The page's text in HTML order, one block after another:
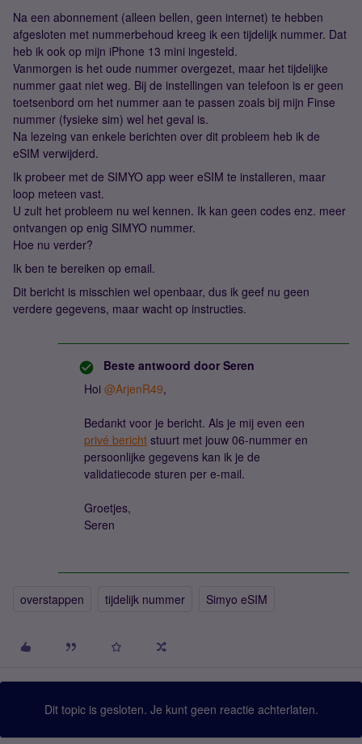
Na een abonnement (alleen bellen, geen internet) te hebben
afgesloten met nummerbehoud kreeg ik een tijdelijk nummer. Dat
heb ik ook op mijn iPhone 13 mini ingesteld.
Vanmorgen is het oude nummer overgezet, maar het tijdelijke
nummer gaat niet weg. Bij de instellingen van telefoon is er geen
toetsenbord om het nummer aan te passen zoals bij mijn Finse
nummer (fysieke sim) wel het geval is.
Na lezeing van enkele berichten over dit probleem heb ik de
eSIM verwijderd.
Ik probeer met de SIMYO app weer eSIM te installeren, maar
loop meteen vast.
U zult het probleem nu wel kennen. Ik kan geen codes enz. meer
ontvangen op enig SIMYO nummer.
Hoe nu verder?
Ik ben te bereiken op email.
Dit bericht is misschien wel openbaar, dus ik geef nu geen
verdere gegevens, maar wacht op instructies.
Beste antwoord door Seren
Hoi @ArjenR49,
Bedankt voor je bericht. Als je mij even een
privé bericht stuurt met jouw 06-nummer en
persoonlijke gegevens kan ik je de
validatiecode sturen per e-mail.
Groetjes,
Seren
overstappen tijdelijk nummer Simyo eSIM
Dit topic is gesloten. Je kunt geen reactie achterlaten.